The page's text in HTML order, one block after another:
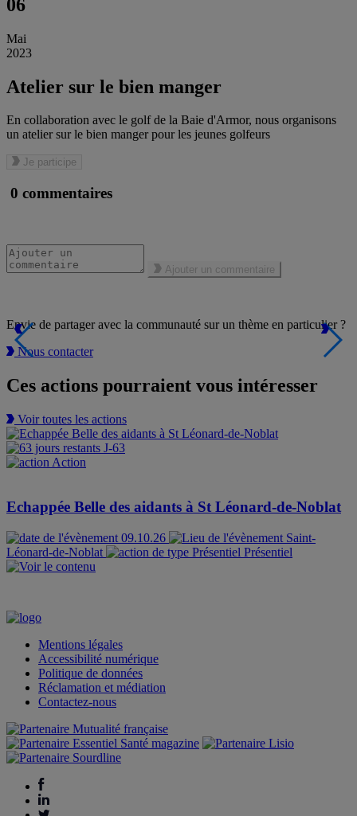
06
Mai
2023
Atelier sur le bien manger
En collaboration avec le golf de la Baie d'Armor, nous organisons
un atelier sur le bien manger pour les jeunes golfeurs
Je participe
0 commentaires
Ajouter un commentaire
Envie de partager avec la communauté sur un thème en particulier ?
Nous contacter
Ces actions pourraient vous intéresser
Voir toutes les actions
J-63
Action
Echappée Belle des aidants à St Léonard-de-Noblat
09.10.26
Saint-
Léonard-de-Noblat
Présentiel
Mentions légales
Accessibilité numérique
Politique de données
Réclamation et médiation
Contactez-nous